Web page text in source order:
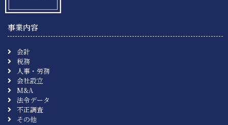
事業内容
会計
税務
人事・労務
会社設立
M&A
法令データ
不正調査
その他